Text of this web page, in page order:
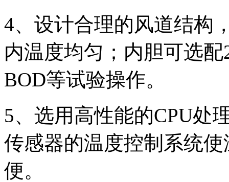
4、设计合理的风道结构
内温度均匀；内胆可选
BOD等试验操作。
5、选用高性能的CPU处
传感器的温度控制系统
便。